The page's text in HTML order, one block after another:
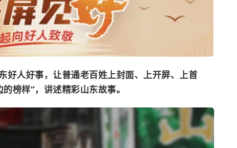
好人好事，让普通老百姓上封面、上开屏、上首
榜样”，讲述精彩山东故事。